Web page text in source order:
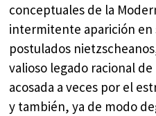
conceptuales de la
intermitente aparición en
postulados
valioso legado racional
acosada a veces por el
y también, ya de modo